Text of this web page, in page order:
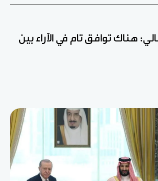
هناك توافق تام في الآراء بين